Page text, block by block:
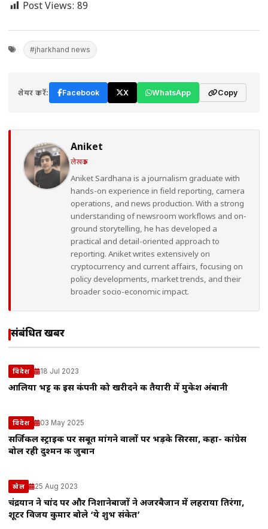
Post Views: 89
#jharkhand news
शेयर करें: Facebook X WhatsApp Copy
Aniket
लेखक
Aniket Sardhana is a journalism graduate with
hands-on experience in field reporting, camera
operations, and news production. With a strong
understanding of newsroom workflows and on-
ground storytelling, he has developed a
practical and detail-oriented approach to
reporting. Aniket writes extensively on
cryptocurrency and current affairs, focusing on
policy developments, market trends, and their
broader socio-economic impact.
संबंधित खबरें
विदेश 18 Jul 2023
आलिया भट्ट की इस कंपनी को खरीदने की तैयारी में मुकेश अंबानी
विदेश 03 May 2025
सर्जिकल स्ट्राइक पर सबूत मांगने वालों पर भड़के सिरसा, कहा- कांग्रेस
बोल रही दुश्मन की जुबान
खेल 25 Aug 2023
चंद्रयान ने चांद पर और निशानेबाजों ने अजरबैजान में लहराया तिरंगा,
शूटर विजय कुमार बोले ‘ये शुभ संकेत’